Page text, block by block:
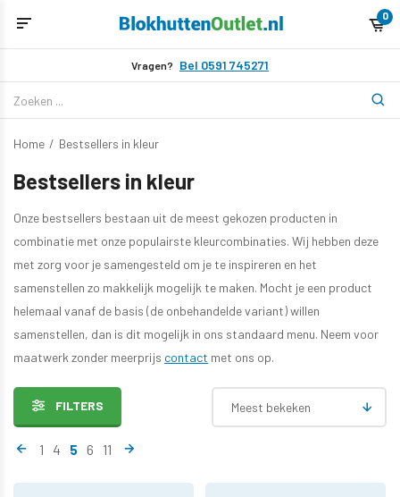
0
Vragen? Bel 0591 745271
Home / Bestsellers in kleur
Bestsellers in kleur
Onze bestsellers bestaan uit de meest gekozen producten in
combinatie met onze populairste kleurcombinaties. Wij hebben deze
met zorg voor je samengesteld om je te inspireren en het
samenstellen zo makkelijk mogelijk te maken. Mocht je een product
helemaal vanaf de basis (de onbehandelde variant) willen
samenstellen, dan is dit mogelijk in ons standaard menu. Neem voor
maatwerk zonder meerprijs contact met ons op.
FILTERS Meest bekeken
1 4 5 6 11